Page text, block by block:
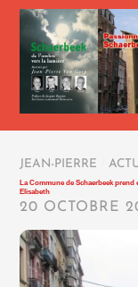
JEAN-PIERRE
La Commune de Schaerbeek
Elisabeth
20 OCTOBRE